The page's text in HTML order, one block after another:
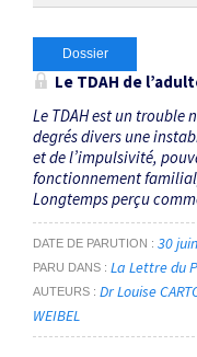
Dossier
Le TDAH de
Le TDAH est un trouble
degrés divers une
et de l’impulsivité,
fonctionnement
Longtemps perçu
DATE DE PARUTION 30
PARU DANS La Lettre du
AUTEURS Dr Louise
WEIBEL